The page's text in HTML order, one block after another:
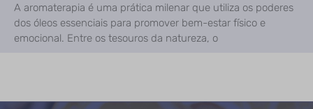
A aromaterapia é uma prática milenar que utiliza os poderes
dos óleos essenciais para promover bem-estar físico e
emocional. Entre os tesouros da natureza, o